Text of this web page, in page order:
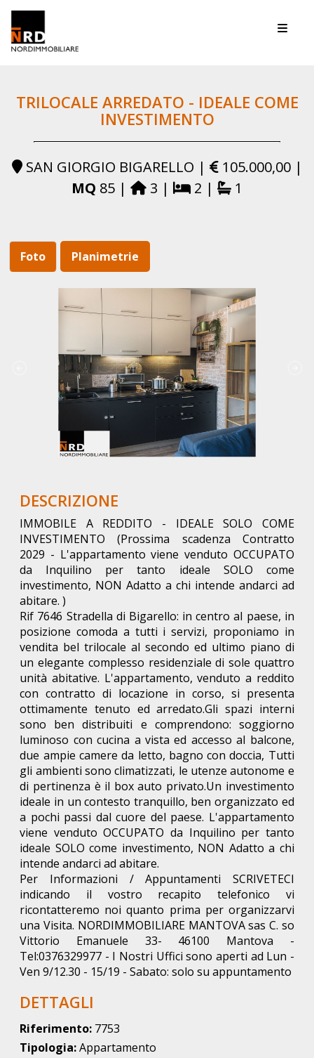
TRILOCALE ARREDATO - IDEALE COME
INVESTIMENTO
SAN GIORGIO BIGARELLO |
105.000,00 |
MQ 85 | 3 | 2 | 1
Foto Planimetrie
DESCRIZIONE
IMMOBILE A REDDITO - IDEALE SOLO COME
INVESTIMENTO (Prossima scadenza Contratto
2029 - L'appartamento viene venduto OCCUPATO
da Inquilino per tanto ideale SOLO come
investimento, NON Adatto a chi intende andarci ad
abitare. )
Rif 7646 Stradella di Bigarello: in centro al paese, in
posizione comoda a tutti i servizi, proponiamo in
vendita bel trilocale al secondo ed ultimo piano di
un elegante complesso residenziale di sole quattro
unità abitative. L'appartamento, venduto a reddito
con contratto di locazione in corso, si presenta
ottimamente tenuto ed arredato.Gli spazi interni
sono ben distribuiti e comprendono: soggiorno
luminoso con cucina a vista ed accesso al balcone,
due ampie camere da letto, bagno con doccia, Tutti
gli ambienti sono climatizzati, le utenze autonome e
di pertinenza è il box auto privato.Un investimento
ideale in un contesto tranquillo, ben organizzato ed
a pochi passi dal cuore del paese. L'appartamento
viene venduto OCCUPATO da Inquilino per tanto
ideale SOLO come investimento, NON Adatto a chi
intende andarci ad abitare.
Per Informazioni / Appuntamenti SCRIVETECI
indicando il vostro recapito telefonico vi
ricontatteremo noi quanto prima per organizzarvi
una Visita. NORDIMMOBILIARE MANTOVA sas C. so
Vittorio Emanuele 33- 46100 Mantova -
Tel:0376329977 - I Nostri Uffici sono aperti ad Lun -
Ven 9/12.30 - 15/19 - Sabato: solo su appuntamento
DETTAGLI
Riferimento: 7753
Tipologia:Appartamento